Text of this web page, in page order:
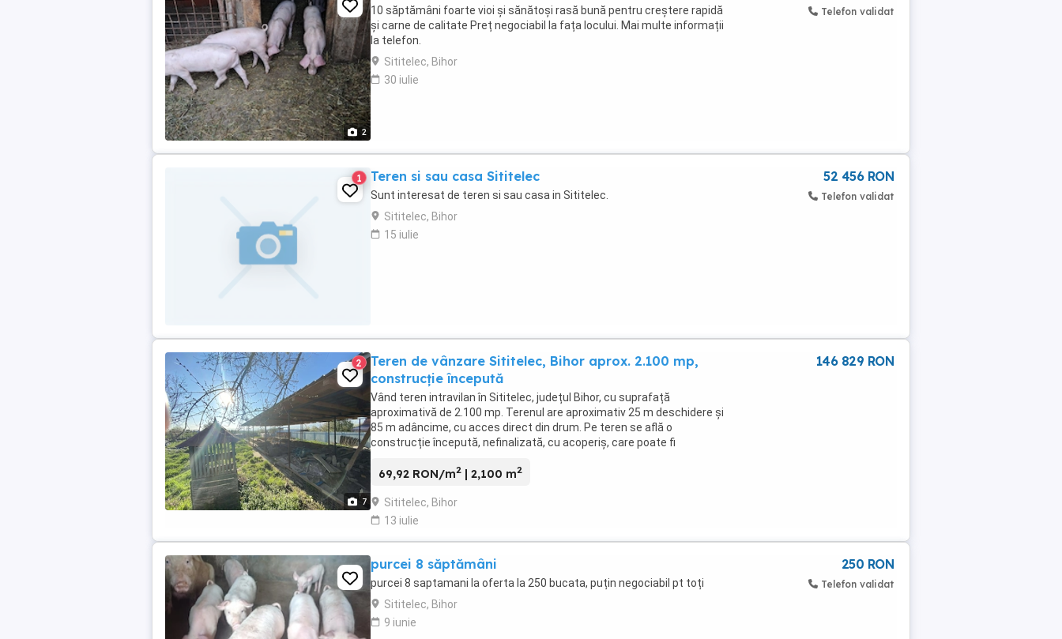
2
10 săptămâni foarte vioi și sănătoși rasă bună pentru creștere rapidă
și carne de calitate Preț negociabil la fața locului. Mai multe informații
la telefon.
Sititelec, Bihor
30 iulie
Telefon validat
1 Teren si sau casa Sititelec
Sunt interesat de teren si sau casa in Sititelec.
Sititelec, Bihor
15 iulie
52 456 RON
Telefon validat
7
2
Teren de vânzare Sititelec, Bihor aprox. 2.100 mp,
construcție începută
Vând teren intravilan în Sititelec, județul Bihor, cu suprafață
aproximativă de 2.100 mp. Terenul are aproximativ 25 m deschidere și
85 m adâncime, cu acces direct din drum. Pe teren se află o
construcție începută, nefinalizată, cu acoperiș, care poate fi
69,92 RON/m2 | 2,100 m2
Sititelec, Bihor
13 iulie
146 829 RON
purcei 8 săptămâni
purcei 8 saptamani la oferta la 250 bucata, puțin negociabil pt toți
Sititelec, Bihor
9 iunie
250 RON
Telefon validat